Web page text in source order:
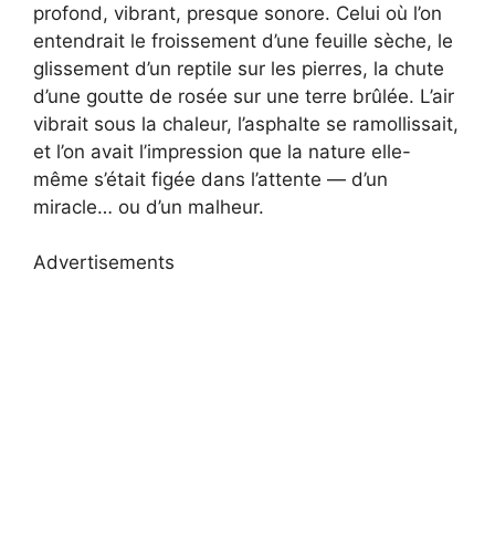
profond, vibrant, presque sonore. Celui où l’on
entendrait le froissement d’une feuille sèche, le
glissement d’un reptile sur les pierres, la chute
d’une goutte de rosée sur une terre brûlée. L’air
vibrait sous la chaleur, l’asphalte se ramollissait,
et l’on avait l’impression que la nature elle-
même s’était figée dans l’attente — d’un
miracle… ou d’un malheur.
Advertisements